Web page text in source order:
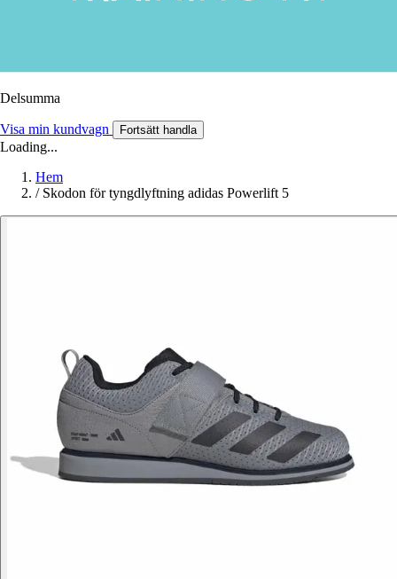
Delsumma
Visa min kundvagn Fortsätt handla
Loading...
Hem
/ Skodon för tyngdlyftning adidas Powerlift 5